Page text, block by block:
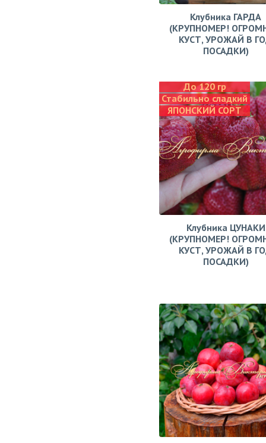
Клубника ГАРДА
(КРУПНОМЕР!
КУСТ, УРОЖАЙ В
ПОСАДКИ)
До 120 гр
Стабильно сладкий
ЯПОНСКИЙ СОРТ
Клубника ЦУНАКИ
(КРУПНОМЕР!
КУСТ, УРОЖАЙ В
ПОСАДКИ)